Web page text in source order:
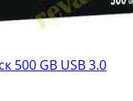
500 GB USB 3.0